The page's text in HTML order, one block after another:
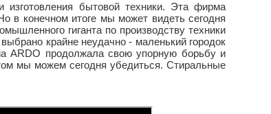
бытовой техники. Эта фирма
в конечном итоге мы может видеть сегодня
гиганта по производству техники
крайне неудачно - маленький городок
ARDO продолжала свою упорную борьбу и
мы можем сегодня убедиться. Стиральные